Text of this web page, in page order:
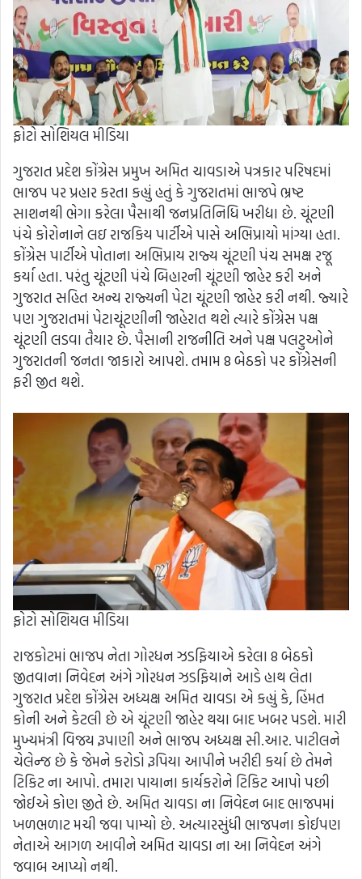
ફોટો સોશિયલ મીડિયા
ગુજરાત પ્રદેશ કોંગ્રેસ પ્રમુખ અમિત ચાવડાએ પત્રકાર પરિષદમાં
ભાજપ પર પ્રહાર કરતા કહ્યું હતું કે ગુજરાતમાં ભાજપે ભ્રષ્ટ
સાશનથી ભેગા કરેલા પૈસાથી જનપ્રતિનિધિ ખરીદ્યા છે. ચૂંટણી
પંચે કોરોનાને લઇ રાજકિય પાર્ટીએ પાસે અભિપ્રાયો માંગ્યા હતા.
કોંગ્રેસ પાર્ટીએ પોતાના અભિપ્રાય રાજ્ય ચૂંટણી પંચ સમક્ષ રજૂ
કર્યા હતા. પરંતુ ચૂંટણી પંચે બિહારની ચૂંટણી જાહેર કરી અને
ગુજરાત સહિત અન્ય રાજ્યની પેટા ચૂંટણી જાહેર કરી નથી. જ્યારે
પણ ગુજરાતમાં પેટાચૂંટણીની જાહેરાત થશે ત્યારે કોંગ્રેસ પક્ષ
ચૂંટણી લડવા તૈયાર છે. પૈસાની રાજનીતિ અને પક્ષ પલટુઓને
ગુજરાતની જનતા જાકારો આપશે. તમામ 8 બેઠકો પર કોંગ્રેસની
ફરી જીત થશે.
ફોટો સોશિયલ મીડિયા
રાજકોટમાં ભાજપ નેતા ગોરધન ઝડફિયાએ કરેલા 8 બેઠકો
જીતવાના નિવેદન અંગે ગોરધન ઝડફિયાને આડે હાથ લેતા
ગુજરાત પ્રદેશ કોંગ્રેસ અધ્યક્ષ અમિત ચાવડા એ કહ્યું કે, હિંમત
કોની અને કેટલી છે એ ચૂંટણી જાહેર થયા બાદ ખબર પડશે. મારી
મુખ્યમંત્રી વિજય રૂપાણી અને ભાજપ અધ્યક્ષ સી.આર. પાટીલને
ચેલેન્જ છે કે જેમને કરોડો રૂપિયા આપીને ખરીદી કર્યા છે તેમને
ટિકિટ ના આપો. તમારા પાયાના કાર્યકરોને ટિકિટ આપો પછી
જોઈએ કોણ જીતે છે. અમિત ચાવડા ના નિવેદન બાદ ભાજપમાં
ખળભળાટ મચી જવા પામ્યો છે. અત્યારસુંધી ભાજપના કોઈપણ
નેતાએ આગળ આવીને અમિત ચાવડા ના આ નિવેદન અંગે
જવાબ આપ્યો નથી.